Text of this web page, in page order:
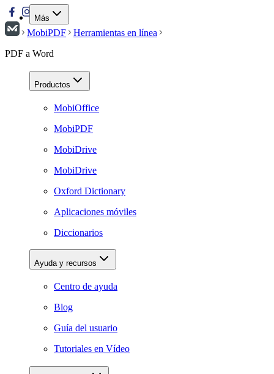
Más
MobiPDF
Herramientas en línea
PDF a Word
Productos
MobiOffice
MobiPDF
MobiDrive
MobiDrive
Oxford Dictionary
Aplicaciones móviles
Diccionarios
Ayuda y recursos
Centro de ayuda
Blog
Guía del usuario
Tutoriales en Vídeo